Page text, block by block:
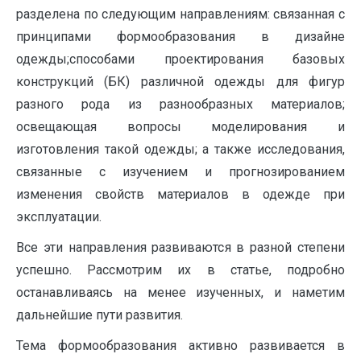
разделена по следующим направлениям: связанная с
принципами формообразования в дизайне
одежды;способами проектирования базовых
конструкций (БК) различной одежды для фигур
разного рода из разнообразных материалов;
освещающая вопросы моделирования и
изготовления такой одежды; а также исследования,
связанные с изучением и прогнозированием
изменения свойств материалов в одежде при
эксплуатации.
Все эти направления развиваются в разной степени
успешно. Рассмотрим их в статье, подробно
останавливаясь на менее изученных, и наметим
дальнейшие пути развития.
Тема формообразования активно развивается в